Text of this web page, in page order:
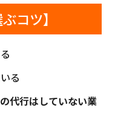
コツ】
る
代行はしていない業